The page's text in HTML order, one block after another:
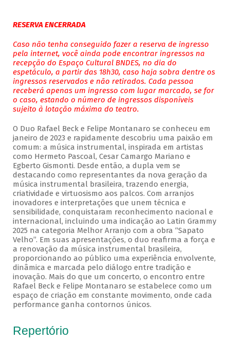
RESERVA ENCERRADA
Caso não tenha conseguido fazer a reserva de ingresso
pela internet, você ainda pode encontrar ingressos na
recepção do Espaço Cultural BNDES, no dia do
espetáculo, a partir das 18h30, caso haja sobra dentre os
ingressos reservados e não retirados. Cada pessoa
receberá apenas um ingresso com lugar marcado, se for
o caso, estando o número de ingressos disponíveis
sujeito à lotação máxima do teatro.
O Duo Rafael Beck e Felipe Montanaro se conheceu em
janeiro de 2023 e rapidamente descobriu uma paixão em
comum: a música instrumental, inspirada em artistas
como Hermeto Pascoal, Cesar Camargo Mariano e
Egberto Gismonti. Desde então, a dupla vem se
destacando como representantes da nova geração da
música instrumental brasileira, trazendo energia,
criatividade e virtuosismo aos palcos. Com arranjos
inovadores e interpretações que unem técnica e
sensibilidade, conquistaram reconhecimento nacional e
internacional, incluindo uma indicação ao Latin Grammy
2025 na categoria Melhor Arranjo com a obra “Sapato
Velho”. Em suas apresentações, o duo reafirma a força e
a renovação da música instrumental brasileira,
proporcionando ao público uma experiência envolvente,
dinâmica e marcada pelo diálogo entre tradição e
inovação. Mais do que um concerto, o encontro entre
Rafael Beck e Felipe Montanaro se estabelece como um
espaço de criação em constante movimento, onde cada
performance ganha contornos únicos.
Repertório